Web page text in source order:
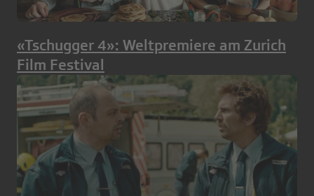
«Tschugger 4»: Weltpremiere am Zurich
Film Festival